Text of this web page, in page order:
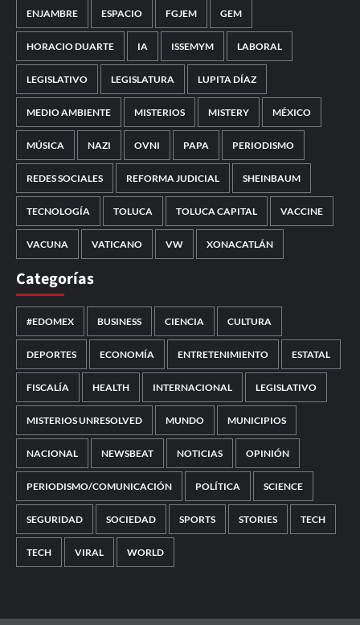
ENJAMBRE ESPACIO FGJEM GEM
HORACIO DUARTE IA ISSEMYM LABORAL
LEGISLATIVO LEGISLATURA LUPITA DÍAZ
MEDIO AMBIENTE MISTERIOS MISTERY MÉXICO
MÚSICA NAZI OVNI PAPA PERIODISMO
REDES SOCIALES REFORMA JUDICIAL SHEINBAUM
TECNOLOGÍA TOLUCA TOLUCA CAPITAL VACCINE
VACUNA VATICANO VW XONACATLÁN
Categorías
#EDOMEX BUSINESS CIENCIA CULTURA
DEPORTES ECONOMÍA ENTRETENIMIENTO ESTATAL
FISCALÍA HEALTH INTERNACIONAL LEGISLATIVO
MISTERIOS UNRESOLVED MUNDO MUNICIPIOS
NACIONAL NEWSBEAT NOTICIAS OPINIÓN
PERIODISMO/COMUNICACIÓN POLÍTICA SCIENCE
SEGURIDAD SOCIEDAD SPORTS STORIES TECH
TECH VIRAL WORLD